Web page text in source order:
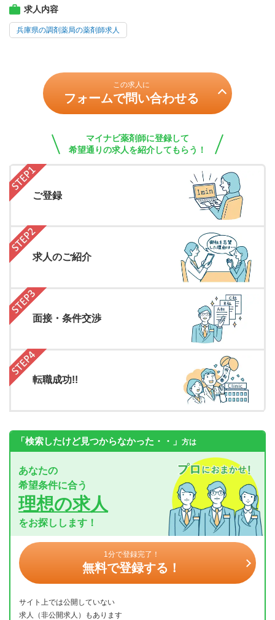
求人内容
兵庫県の調剤薬局の薬剤師求人
この求人に
フォームで問い合わせる
マイナビ薬剤師に登録して
希望通りの求人を紹介してもらう！
ご登録
求人のご紹介
面接・条件交渉
転職成功!!
「検索したけど見つからなかった・・」 方は
あなたの
希望条件に合う
理想の求人
をお探しします！
1分で登録完了！
無料で登録する！
サイト上では公開していない
求人（非公開求人）もあります